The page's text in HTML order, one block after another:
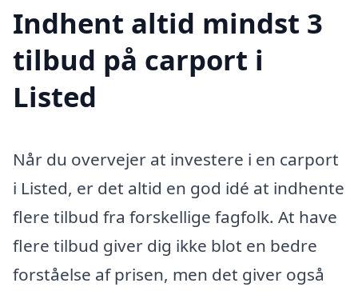
Indhent altid mindst 3
tilbud på carport i
Listed
Når du overvejer at investere i en carport
i Listed, er det altid en god idé at indhente
flere tilbud fra forskellige fagfolk. At have
flere tilbud giver dig ikke blot en bedre
forståelse af prisen, men det giver også